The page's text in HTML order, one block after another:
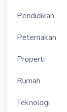
Pendidikan
Peternakan
Properti
Rumah
Teknologi